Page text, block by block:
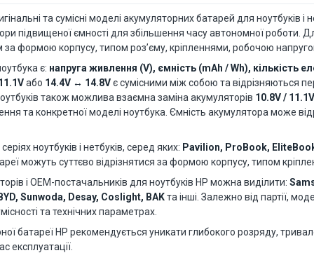
та сумісні моделі акумуляторних батарей для ноутбуків і
підвищеної ємності для збільшення часу автономної роботи.
формою корпусу, типом роз’єму, кріпленнями, робочою
є: напруга живлення (V), ємність (mAh / Wh), кількість
або 14.4V ↔ 14.8Vє сумісними між собою та відрізняються
також можлива взаємна заміна акумуляторів 10.8V / 11.1V
та конкретної моделі ноутбука. Ємність акумулятора може
ноутбуків і нетбуків, серед яких: Pavilion, ProBook,
можуть суттєво відрізнятися за формою корпусу, типом
і OEM-постачальників для ноутбуків HP можна виділити:
Sunwoda, Desay, Coslight, BAKта інші. Залежно від партії,
та технічних параметрах.
батареї HP рекомендується уникати глибокого розряду,
експлуатації.